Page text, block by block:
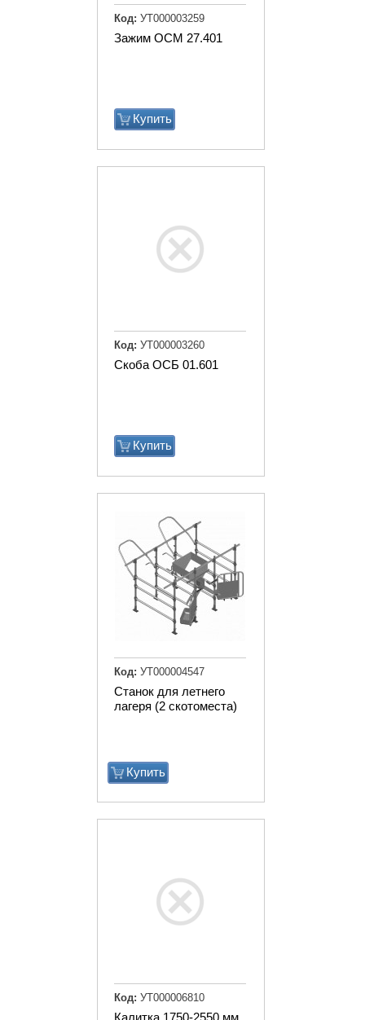
Зажим ОСМ 27.401
Купить
Код: УТ000003259
Скоба ОСБ 01.601
Купить
Код: УТ000003260
Станок для летнего
лагеря (2 скотоместа)
Купить
Код: УТ000004547
Код: УТ000006810